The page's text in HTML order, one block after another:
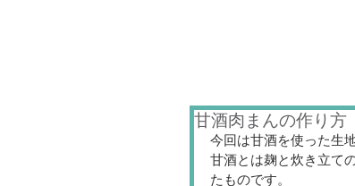
甘酒肉まんの作り方
今回は甘酒を使った生
甘酒とは麹と炊き立て
たものです。